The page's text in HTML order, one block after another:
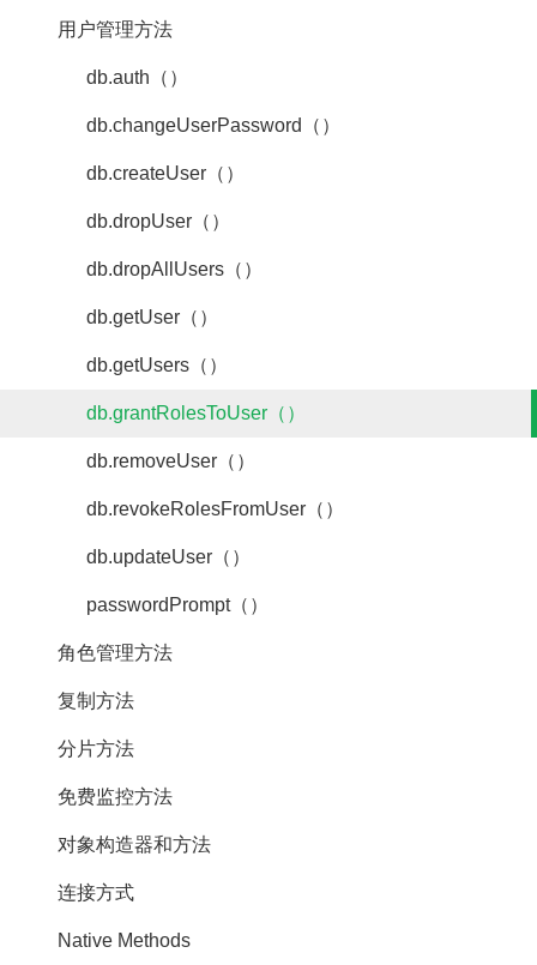
用户管理方法
db.auth（）
db.changeUserPassword（）
db.createUser（）
db.dropUser（）
db.dropAllUsers（）
db.getUser（）
db.getUsers（）
db.grantRolesToUser（）
db.removeUser（）
db.revokeRolesFromUser（）
db.updateUser（）
passwordPrompt（）
角色管理方法
复制方法
分片方法
免费监控方法
对象构造器和方法
连接方式
Native Methods